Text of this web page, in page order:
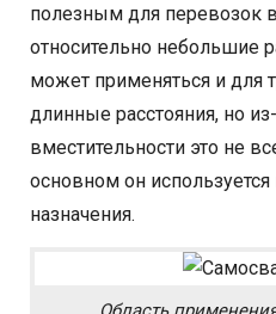
полезным для перевозок
относительно небольшие
может применяться и для
длинные расстояния, но
вместительности это не
основном он используется
назначения.